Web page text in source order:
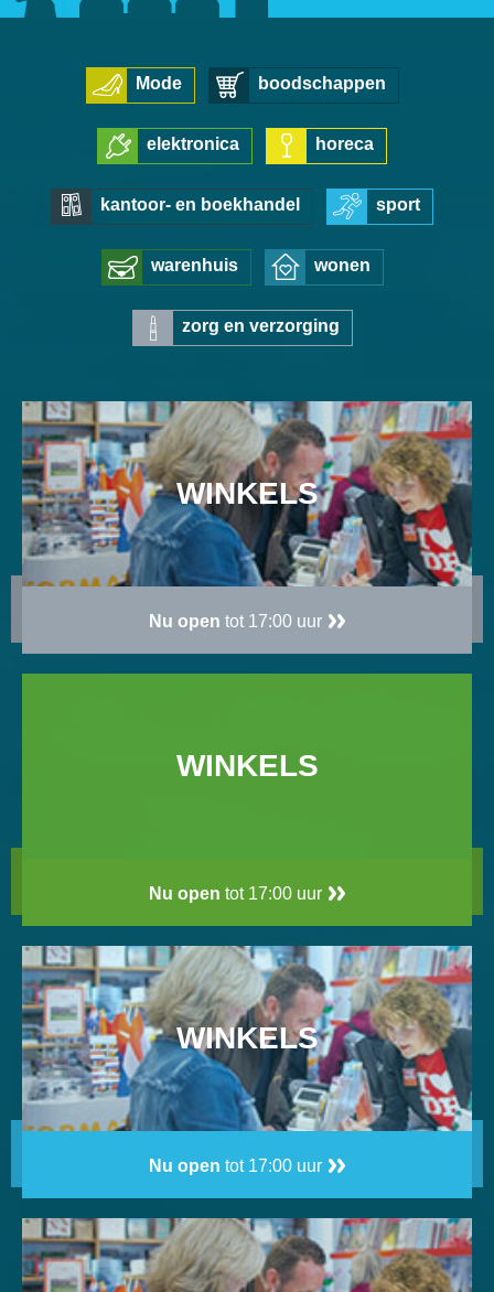
Mode boodschappen
elektronica horeca
kantoor- en boekhandel sport
warenhuis wonen
zorg en verzorging
WINKELS
Nu open tot 17:00 uur
WINKELS
Nu open tot 17:00 uur
WINKELS
Nu open tot 17:00 uur